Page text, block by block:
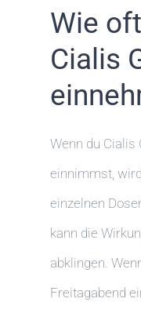
Wie
Cialis
Wenn du Cialis
einnimmst,
einzelnen
kann die
abklingen.
Freitagabend